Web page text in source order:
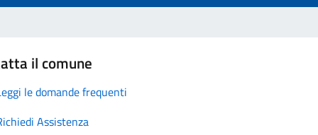
il comune
le domande frequenti
Assistenza